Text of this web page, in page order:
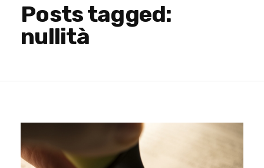
Posts tagged:
nullità